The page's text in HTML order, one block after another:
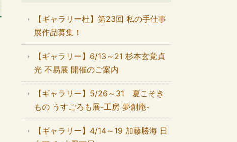
【ギャラリー杜】第23回 私の手仕事
展作品募集！
【ギャラリー】6/13～21 杉本玄覚貞
光 不易展 開催のご案内
【ギャラリー】5/26～31 夏こそき
もの うすごろも展-工房 夢創庵-
【ギャラリー】4/14～19 加藤勝海 日